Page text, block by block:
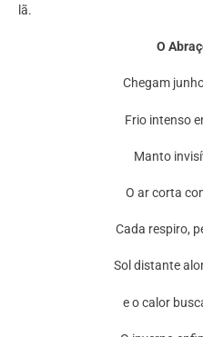
lã.
O
Chegam
Frio intenso
Manto
O ar corta
Cada respiro,
Sol distante
e o calor